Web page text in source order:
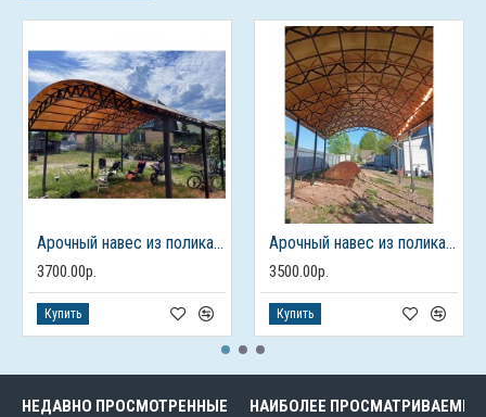
Арочный навес из поликарбоната
3700.00р.
Купить
Арочный навес из поликарбоната
3500.00р.
Купить
НЕДАВНО ПРОСМОТРЕННЫЕ НАИБОЛЕЕ ПРОСМАТРИВАЕМЫЕ